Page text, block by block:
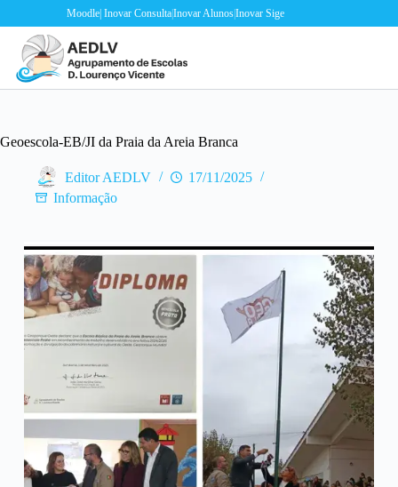
content
Moodle| Inovar Consulta|Inovar Alunos|Inovar Sige
Geoescola-EB/JI da Praia da Areia Branca
Editor AEDLV
17/11/2025
Informação